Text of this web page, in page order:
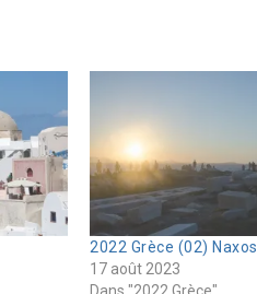
2022 Grèce (02) Naxos
17 août 2023
Dans "2022 Grèce"